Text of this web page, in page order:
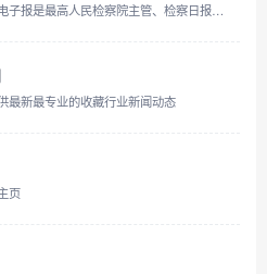
《检察日报》电子报是最高人民检察院主管、检察日报社主办的中央新闻网站，是经国家网信办审批的中央互联网信息服务单位。立足检察，宣传法治，及时报道社会主义法制建设的最新动态、热点和难点问题，高扬反腐倡廉的旗帜。
最新最专业的收藏行业新闻动态
页